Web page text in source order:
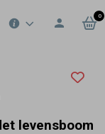
0
levensboom